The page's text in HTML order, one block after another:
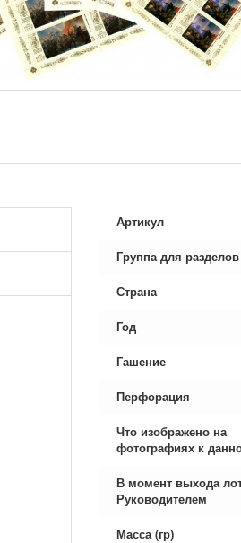
Артикул
Группа для разделов
Страна
Год
Гашение
Перфорация
Что изображено на
фотографиях к
В момент выхода
Руководителем
Масса (гр)